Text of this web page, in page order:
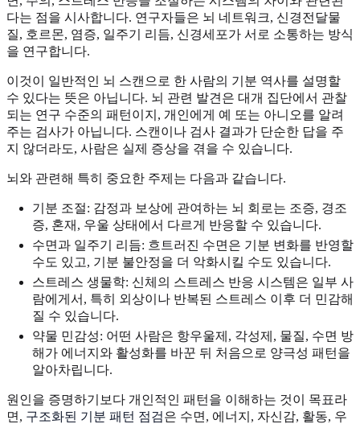
다는 점을 시사합니다. 연구자들은 뇌 네트워크, 신경전달물
질, 호르몬, 염증, 일주기 리듬, 신경세포가 서로 소통하는 방식
을 연구합니다.
이것이 일반적인 뇌 스캔으로 한 사람의 기분 역사를 설명할
수 있다는 뜻은 아닙니다. 뇌 관련 발견은 대개 집단에서 관찰
되는 연구 수준의 패턴이지, 개인에게 예 또는 아니오를 알려
주는 검사가 아닙니다. 스캔이나 검사 결과가 단순한 답을 주
지 않더라도, 사람은 실제 증상을 겪을 수 있습니다.
뇌와 관련해 특히 중요한 주제는 다음과 같습니다.
기분 조절: 감정과 보상에 관여하는 뇌 회로는 조증, 경조
증, 혼재, 우울 상태에서 다르게 반응할 수 있습니다.
수면과 일주기 리듬: 흐트러진 수면은 기분 변화를 반영할
수도 있고, 기분 불안정을 더 악화시킬 수도 있습니다.
스트레스 생물학: 신체의 스트레스 반응 시스템은 일부 사
람에게서, 특히 외상이나 반복된 스트레스 이후 더 민감해
질 수 있습니다.
약물 민감성: 어떤 사람은 항우울제, 각성제, 물질, 수면 방
해가 에너지와 활성화를 바꾼 뒤 처음으로 양극성 패턴을
알아차립니다.
원인을 증명하기보다 개인적인 패턴을 이해하는 것이 목표라
면, 구조화된 기분 패턴 점검은 수면, 에너지, 자신감, 활동, 우